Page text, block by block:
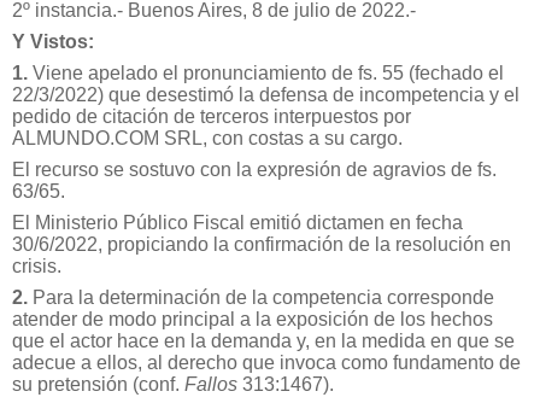
2º instancia.- Buenos Aires, 8 de julio de 2022.-
Y Vistos:
1. Viene apelado el pronunciamiento de fs. 55 (fechado el
22/3/2022) que desestimó la defensa de incompetencia y el
pedido de citación de terceros interpuestos por
ALMUNDO.COM SRL, con costas a su cargo.
El recurso se sostuvo con la expresión de agravios de fs.
63/65.
El Ministerio Público Fiscal emitió dictamen en fecha
30/6/2022, propiciando la confirmación de la resolución en
crisis.
2. Para la determinación de la competencia corresponde
atender de modo principal a la exposición de los hechos
que el actor hace en la demanda y, en la medida en que se
adecue a ellos, al derecho que invoca como fundamento de
su pretensión (conf. Fallos 313:1467).